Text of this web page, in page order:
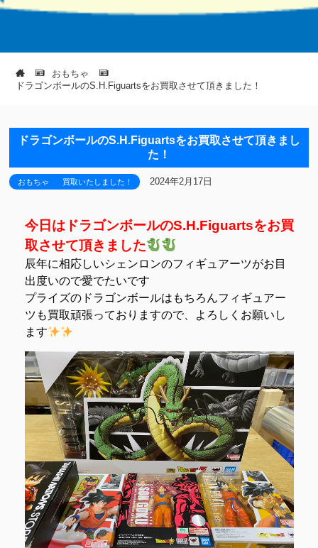
おもちゃ
ドラゴンボールのS.H.Figuartsをお買取させて頂きました！
ドラゴンボールのS.H.Figuartsをお買取させて頂きまし
た！
おもちゃ 買取いたしました！ 2024年2月17日
今日はドラゴンボールのS.H.Figuartsをお買
取させて頂きました
辰年に相応しいシェンロンのフィギュアーツがお目
出度いので愛でたいです
プライズのドラゴンボールはもちろんフィギュアー
ツも買取頑張っておりますので、よろしくお願いし
ます